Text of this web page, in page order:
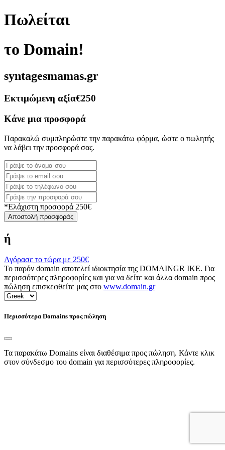
Πωλείται
το Domain!
syntagesmamas.gr
Εκτιμώμενη αξία€250
Κάνε μια προσφορά
Παρακαλώ συμπληρώστε την παρακάτω φόρμα, ώστε ο πωλητής
να λάβει την προσφορά σας.
*Ελάχιστη προσφορά 250€
Αποστολή προσφοράς
ή
Αγόρασε το τώρα με 250€
Το παρόν domain αποτελεί ιδιοκτησία της DOMAINGR ΙΚΕ. Για
περισσότερες πληροφορίες και για να δείτε και άλλα domain προς
πώληση επισκεφθείτε μας στο www.domain.gr
Περισσότερα Domains προς πώληση
Τα παρακάτω Domains είναι διαθέσιμα προς πώληση. Κάντε κλικ
στον σύνδεσμο του domain για περισσότερες πληροφορίες.